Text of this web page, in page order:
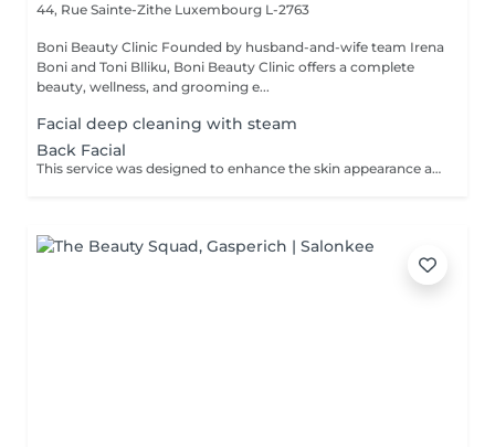
44, Rue Sainte-Zithe Luxembourg L-2763
Boni Beauty Clinic Founded by husband-and-wife team Irena
Boni and Toni Blliku, Boni Beauty Clinic offers a complete
beauty, wellness, and grooming e...
Facial deep cleaning with steam
Back Facial
This service was designed to enhance the skin appearance and focus on any skin concerns that you may have. We start the service with the steam and hot towels cleansing.We follow with a double cleanse to remove all dirt and oil, exfoliation to help remove dead skin build up, extractions as needed, high frequency to kill acne causing bacteria, LED therapy that is customized for your specific skin concerns, a stress releasing back massage with a bacteria balancing mask is also included. We end each service with a toner, serum and moisturizer.